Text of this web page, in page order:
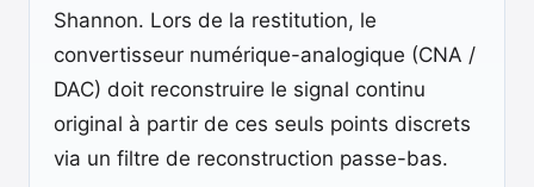
Shannon. Lors de la restitution, le
convertisseur numérique-analogique (CNA /
DAC) doit reconstruire le signal continu
original à partir de ces seuls points discrets
via un filtre de reconstruction passe-bas.